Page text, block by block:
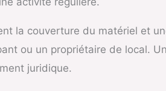
la couverture du matériel et
ou un propriétaire de local.
juridique.